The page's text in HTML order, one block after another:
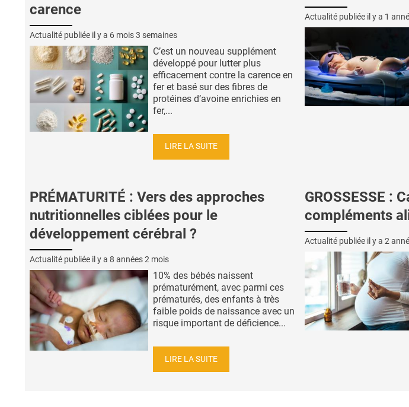
carence
Actualité publiée il y a 6 mois 3 semaines
C’est un nouveau supplément
développé pour lutter plus
efficacement contre la carence en
fer et basé sur des fibres de
protéines d’avoine enrichies en
fer,...
LIRE LA SUITE
Actualité publiée il y a 1
PRÉMATURITÉ : Vers des approches
nutritionnelles ciblées pour le
développement cérébral ?
Actualité publiée il y a 8 années 2 mois
10% des bébés naissent
prématurément, avec parmi ces
prématurés, des enfants à très
faible poids de naissance avec un
risque important de déficience...
LIRE LA SUITE
GROSSESSE :
compléments
Actualité publiée il y a 2